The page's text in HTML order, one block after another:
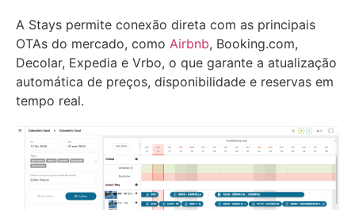
A Stays permite conexão direta com as principais
OTAs do mercado, como Airbnb, Booking.com,
Decolar, Expedia e Vrbo, o que garante a atualização
automática de preços, disponibilidade e reservas em
tempo real.